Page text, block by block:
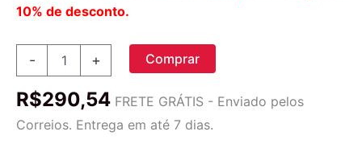
10% de desconto.
-
250
60
+ Comprar
R$290,54 FRETE GRÁTIS - Enviado pelos
Correios. Entrega em até 7 dias.